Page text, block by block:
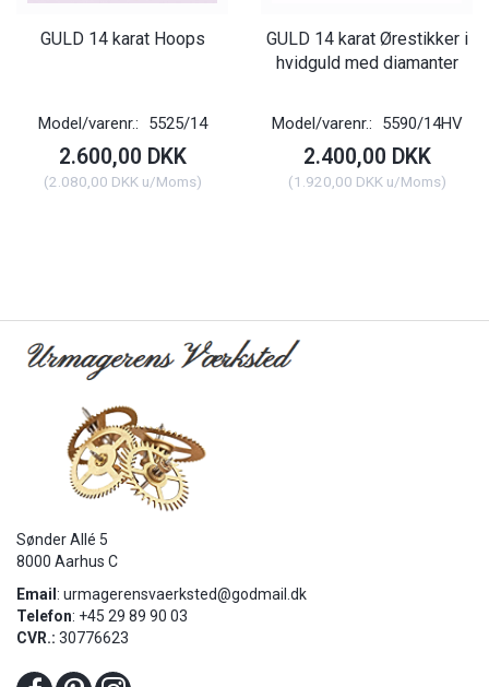
GULD 14 karat Hoops
Model/varenr.: 5525/14
2.600,00 DKK
(2.080,00 DKKu/Moms)
GULD 14 karat Ørestikker i
hvidguld med diamanter
Model/varenr.: 5590/14HV
2.400,00 DKK
(1.920,00 DKKu/Moms)
Sønder Allé 5
8000 Aarhus C
Email : urmagerensvaerksted@godmail.dk
Telefon: +45 29 89 90 03
CVR.: 30776623